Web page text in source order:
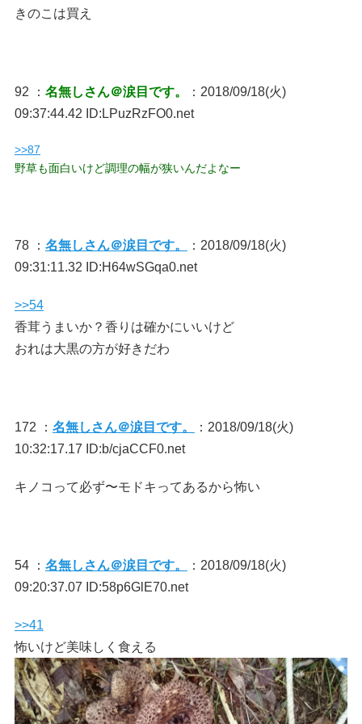
きのこは買え
92 ： 名無しさん＠涙目です。
：2018/09/18(火)
09:37:44.42 ID:LPuzRzFO0.net
>>87
野草も面白いけど調理の幅が狭いんだよなー
78 ： 名無しさん＠涙目です。
：2018/09/18(火)
09:31:11.32 ID:H64wSGqa0.net
>>54
香茸うまいか？香りは確かにいいけど
おれは大黒の方が好きだわ
172 ： 名無しさん＠涙目です。
：2018/09/18(火)
10:32:17.17 ID:b/cjaCCF0.net
キノコって必ず〜モドキってあるから怖い
54 ： 名無しさん＠涙目です。
：2018/09/18(火)
09:20:37.07 ID:58p6GlE70.net
>>41
怖いけど美味しく食える